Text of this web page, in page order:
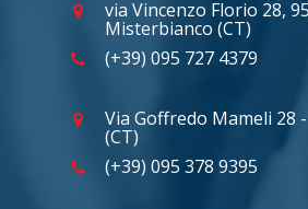
via Vincenzo Florio 28,
Misterbianco (CT)
(+39) 095 727 4379
Via Goffredo Mameli 28
(CT)
(+39) 095 378 9395